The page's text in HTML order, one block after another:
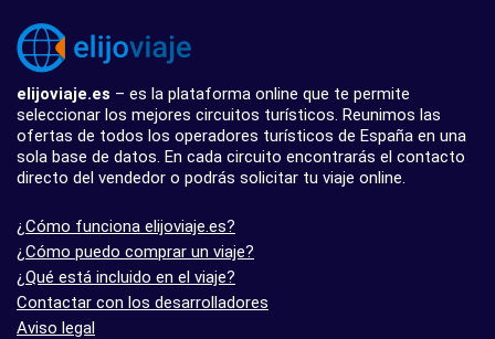
elijoviaje.es – es la plataforma online que te permite
seleccionar los mejores circuitos turísticos. Reunimos las
ofertas de todos los operadores turísticos de España en una
sola base de datos. En cada circuito encontrarás el contacto
directo del vendedor o podrás solicitar tu viaje online.
¿Cómo funciona elijoviaje.es?
¿Cómo puedo comprar un viaje?
¿Qué está incluido en el viaje?
Contactar con los desarrolladores
Aviso legal